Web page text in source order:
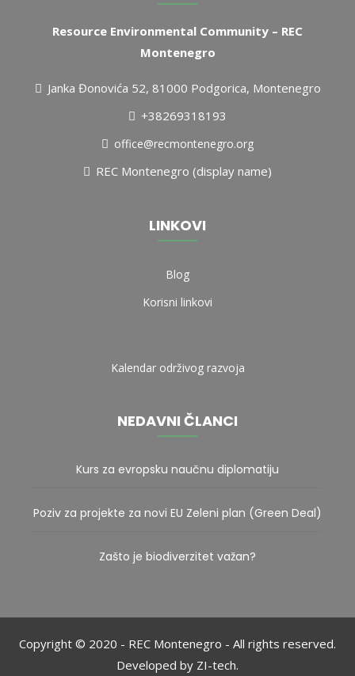
Resource Environmental Community – REC
Montenegro
Janka Đonovića 52, 81000 Podgorica, Montenegro
+38269318193
office@recmontenegro.org
REC Montenegro (display name)
LINKOVI
Blog
Korisni linkovi
Kalendar održivog razvoja
NEDAVNI ČLANCI
Kurs za evropsku naučnu diplomatiju
Poziv za projekte za novi EU Zeleni plan (Green Deal)
Zašto je biodiverzitet važan?
Copyright © 2020 - REC Montenegro - All rights reserved.
Developed by ZI-tech.